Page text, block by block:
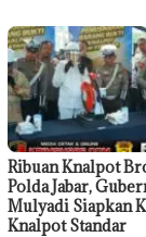
Ribuan Knalpot
Polda Jabar,
Mulyadi Siapkan
Knalpot Standar